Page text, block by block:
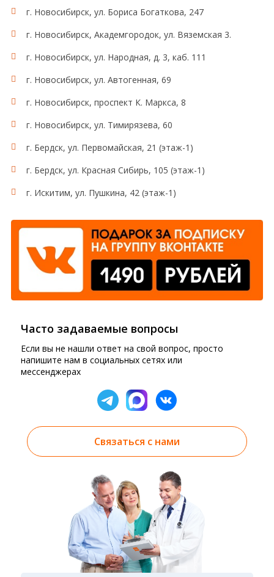
г. Новосибирск, ул. Бориса Богаткова, 247
г. Новосибирск, Академгородок, ул. Вяземская 3.
г. Новосибирск, ул. Народная, д. 3, каб. 111
г. Новосибирск, ул. Автогенная, 69
г. Новосибирск, проспект К. Маркса, 8
г. Новосибирск, ул. Тимирязева, 60
г. Бердск, ул. Первомайская, 21 (этаж-1)
г. Бердск, ул. Красная Сибирь, 105 (этаж-1)
г. Искитим, ул. Пушкина, 42 (этаж-1)
Часто задаваемые вопросы
Если вы не нашли ответ на свой вопрос, просто
напишите нам в социальных сетях или
мессенджерах
Связаться с нами
Результаты вы можете получить тремя